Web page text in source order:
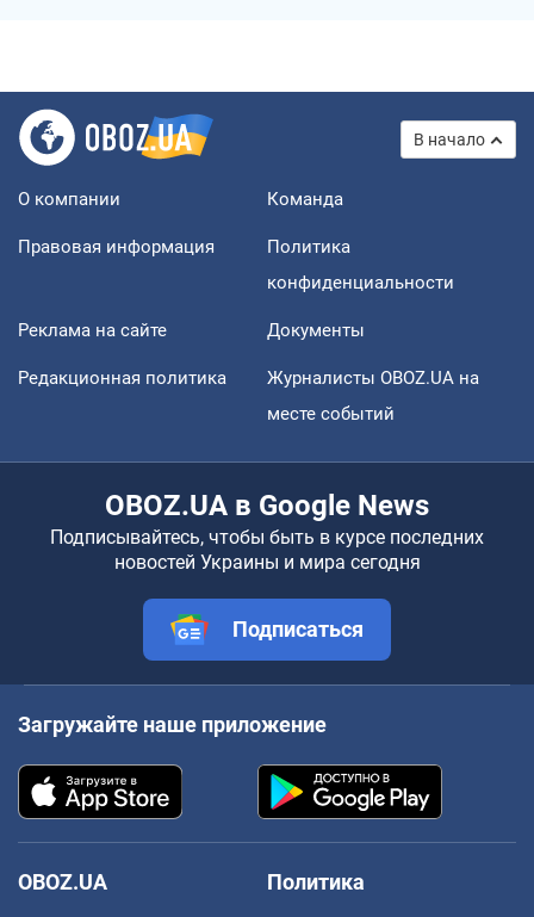
В начало
О компании Команда
Правовая информация
Политика
конфиденциальности
Реклама на сайте Документы
Редакционная политика
Журналисты OBOZ.UA на
месте событий
OBOZ.UA в Google News
Подписывайтесь, чтобы быть в курсе последних
новостей Украины и мира сегодня
Подписаться
Загружайте наше приложение
OBOZ.UA
Политика